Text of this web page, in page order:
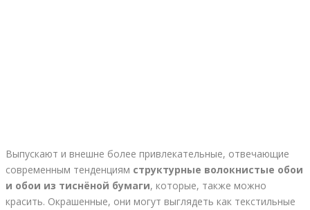
Выпускают и внешне более привлекательные, отвечающие
современным тенденциям структурные волокнистые обои
и обои из тиснёной бумаги, которые, также можно
красить. Окрашенные, они могут выглядеть как текстильные